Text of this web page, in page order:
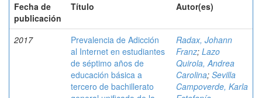
Fecha de
publicación
Título Autor(es)
2017
Prevalencia de Adicción
al Internet en estudiantes
de séptimo años de
educación básica a
tercero de bachillerato
Radax, Johann
Franz; Lazo
Quirola, Andrea
Carolina; Sevilla
Campoverde, Karla